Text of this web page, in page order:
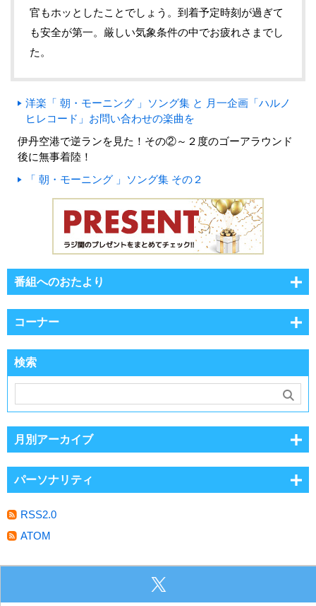
官もホッとしたことでしょう。到着予定時刻が過ぎて
も安全が第一。厳しい気象条件の中でお疲れさまでし
た。
洋楽「 朝・モーニング 」ソング集 と 月一企画「ハルノ
ヒレコード」お問い合わせの楽曲を
伊丹空港で逆ランを見た！その②～２度のゴーアラウンド
後に無事着陸！
「 朝・モーニング 」ソング集 その２
番組へのおたより
コーナー
検索
月別アーカイブ
パーソナリティ
RSS2.0
ATOM